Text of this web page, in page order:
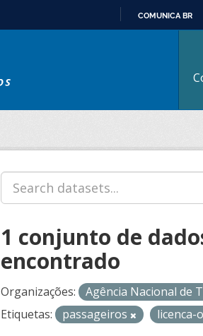
COMUNICA BR
1 conjunto de
encontrado
Organizações: Agência Nacional de
Etiquetas:
passageiros licenca-